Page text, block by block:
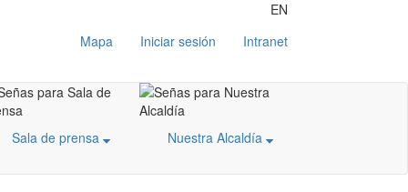
EN
Mapa
Iniciar sesión Intranet
Sala de prensa Nuestra Alcaldía